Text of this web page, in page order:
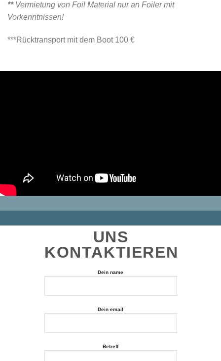
**Vermietung von Foil Material nur an Foiler mit
Vorkenntnissen!
***Rücktransport mit dem Boot 100 €
UNS
KONTAKTIEREN
Dein name
Dein email
Betreff